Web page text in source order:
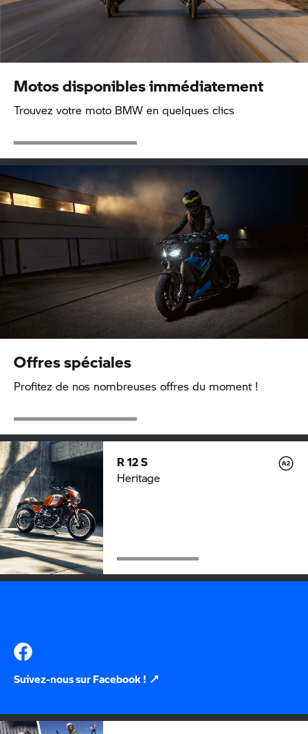
Roadster
Urban Mobility
Motos disponibles immédiatement
Trouvez votre moto BMW en quelques clics
Offres spéciales
Profitez de nos nombreuses offres du moment !
NOUVEAU
R 12 S
Heritage
Suivez-nous sur Facebook !